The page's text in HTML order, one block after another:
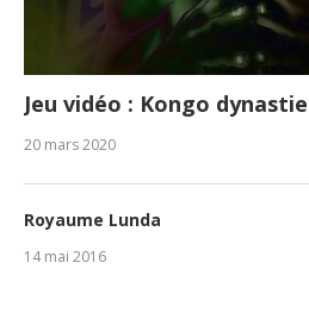
Jeu vidéo : Kongo dynastie
20 mars 2020
Royaume Lunda
14 mai 2016